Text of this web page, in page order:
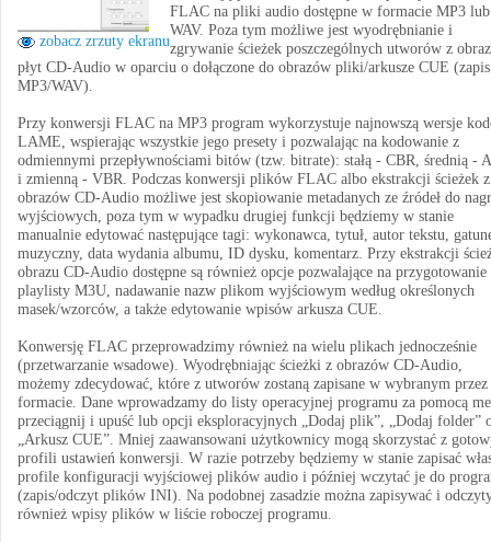
zobacz zrzuty ekranu
FLAC na pliki audio dostępne w formacie MP3 lub
WAV. Poza tym możliwe jest wyodrębnianie i
zgrywanie ścieżek poszczególnych utworów z
płyt CD-Audio w oparciu o dołączone do obrazów pliki/arkusze CUE
MP3/WAV).
Przy konwersji FLAC na MP3 program wykorzystuje najnowszą wersje
LAME, wspierając wszystkie jego presety i pozwalając na kodowanie z
odmiennymi przepływnościami bitów (tzw. bitrate): stałą - CBR, średnią -
i zmienną - VBR. Podczas konwersji plików FLAC albo ekstrakcji ścieżek z
obrazów CD-Audio możliwe jest skopiowanie metadanych ze źródeł do
wyjściowych, poza tym w wypadku drugiej funkcji będziemy w stanie
manualnie edytować następujące tagi: wykonawca, tytuł, autor tekstu,
muzyczny, data wydania albumu, ID dysku, komentarz. Przy ekstrakcji
obrazu CD-Audio dostępne są również opcje pozwalające na przygotowanie
playlisty M3U, nadawanie nazw plikom wyjściowym według określonych
masek/wzorców, a także edytowanie wpisów arkusza CUE.
Konwersję FLAC przeprowadzimy również na wielu plikach jednocześnie
(przetwarzanie wsadowe). Wyodrębniając ścieżki z obrazów CD-Audio,
możemy zdecydować, które z utworów zostaną zapisane w wybranym przez
formacie. Dane wprowadzamy do listy operacyjnej programu za pomocą
przeciągnij i upuść lub opcji eksploracyjnych „Dodaj plik”, „Dodaj folder”
„Arkusz CUE”. Mniej zaawansowani użytkownicy mogą skorzystać z
profili ustawień konwersji. W razie potrzeby będziemy w stanie zapisać
profile konfiguracji wyjściowej plików audio i później wczytać je do
(zapis/odczyt plików INI). Na podobnej zasadzie można zapisywać i
również wpisy plików w liście roboczej programu.